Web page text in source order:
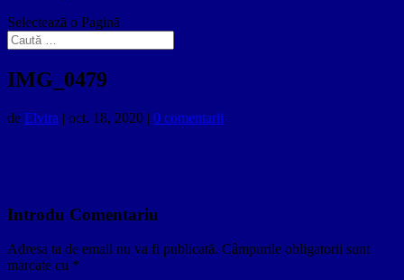
Selectează o Pagină
IMG_0479
de Elvira | oct. 18, 2020 | 0 comentarii
Introdu Comentariu
Adresa ta de email nu va fi publicată. Câmpurile obligatorii sunt
marcate cu *